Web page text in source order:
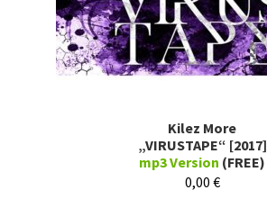
Kilez More
„VIRUSTAPE“ [2017]
mp3 Version (FREE)
0,00 €